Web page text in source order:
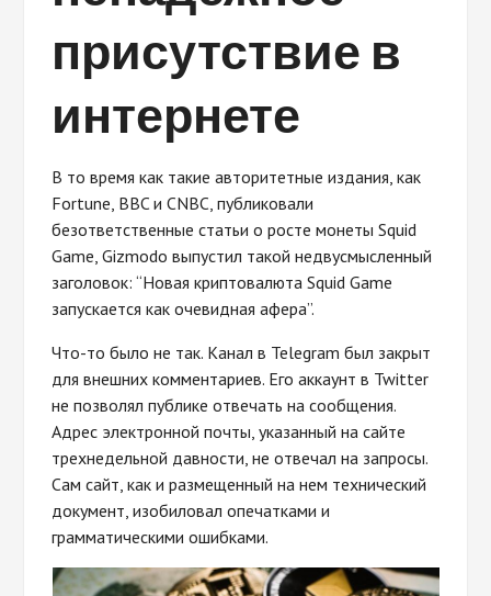
присутствие в
интернете
В то время как такие авторитетные издания, как
Fortune, BBC и CNBC, публиковали
безответственные статьи о росте монеты Squid
Game, Gizmodo выпустил такой недвусмысленный
заголовок: “Новая криптовалюта Squid Game
запускается как очевидная афера”.
Что-то было не так. Канал в Telegram был закрыт
для внешних комментариев. Его аккаунт в Twitter
не позволял публике отвечать на сообщения.
Адрес электронной почты, указанный на сайте
трехнедельной давности, не отвечал на запросы.
Сам сайт, как и размещенный на нем технический
документ, изобиловал опечатками и
грамматическими ошибками.